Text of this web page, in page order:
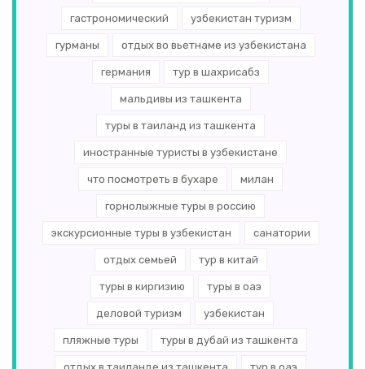
гастрономический узбекистан туризм
гурманы отдых во вьетнаме из узбекистана
германия тур в шахрисабз
мальдивы из ташкента
туры в таиланд из ташкента
иностранные туристы в узбекистане
что посмотреть в бухаре милан
горнолыжные туры в россию
экскурсионные туры в узбекистан санатории
отдых семьей тур в китай
туры в киргизию туры в оаэ
деловой туризм узбекистан
пляжные туры туры в дубай из ташкента